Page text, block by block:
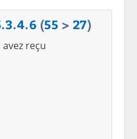
.3.4.6 (55 > 27)
reçu